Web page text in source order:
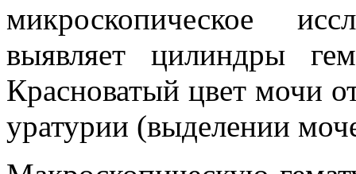
микроскопическое
выявляет цилиндры
Красноватый цвет мочи
уратурии (выделении